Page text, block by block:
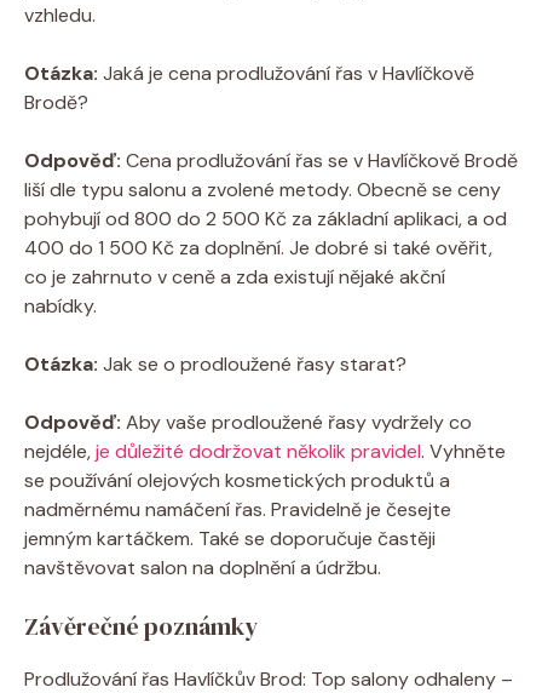
vzhledu.
Otázka: Jaká je cena prodlužování řas v Havlíčkově
Brodě?
Odpověď: Cena prodlužování řas se v Havlíčkově Brodě
liší dle typu ⁢salonu a zvolené metody. Obecně⁤ se ceny
pohybují od 800 do 2 500 ​Kč za základní aplikaci, a od
400 do ⁣1 500 Kč za doplnění. ⁣Je dobré si také ověřit,
co je zahrnuto v ceně ‍a zda existují nějaké akční
nabídky.
Otázka: Jak se o prodloužené řasy starat?
Odpověď: Aby vaše prodloužené řasy vydržely co
nejdéle,je důležité dodržovat několik pravidel. Vyhněte
se používání olejových ​kosmetických produktů a
nadměrnému namáčení řas. Pravidelně je česejte⁣
jemným kartáčkem. Také se doporučuje častěji
navštěvovat salon na doplnění⁤ a údržbu.
Závěrečné poznámky
Prodlužování řas Havlíčkův Brod: Top salony odhaleny –